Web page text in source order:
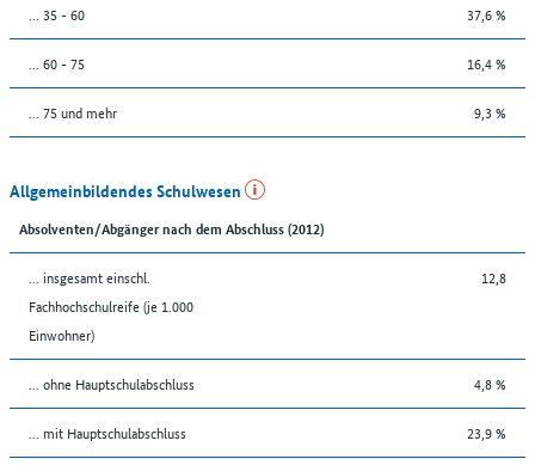
... 35 - 60 37,6 %
... 60 - 75 16,4 %
... 75 und mehr 9,3 %
Allgemeinbildendes Schulwesen
Absolventen/Abgänger nach dem Abschluss (2012)
... insgesamt einschl.
Fachhochschulreife (je 1.000
Einwohner)
12,8
... ohne Hauptschulabschluss 4,8 %
... mit Hauptschulabschluss 23,9 %